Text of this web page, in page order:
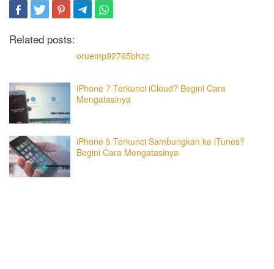
Related posts:
oruemp92765bhzc
iPhone 7 Terkunci iCloud? Begini Cara
Mengatasinya
iPhone 5 Terkunci Sambungkan ke iTunes?
Begini Cara Mengatasinya